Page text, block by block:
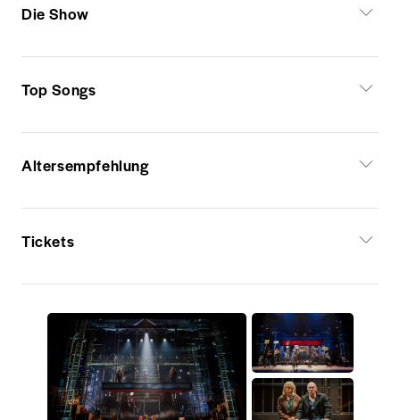
Die Show
Top Songs
Altersempfehlung
Tickets